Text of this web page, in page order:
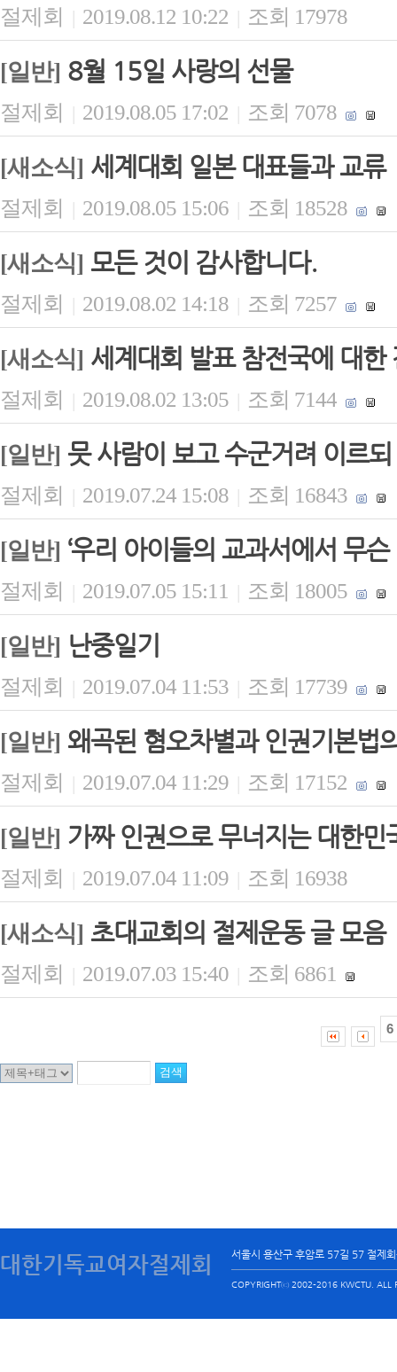
절제회 | 2019.08.12 10:22 | 조회 17978
[일반] 8월 15일 사랑의 선물
절제회 | 2019.08.05 17:02 | 조회 7078
[새소식] 세계대회 일본 대표들과 교류
절제회 | 2019.08.05 15:06 | 조회 18528
[새소식] 모든 것이 감사합니다.
절제회 | 2019.08.02 14:18 | 조회 7257
[새소식] 세계대회 발표 참전국에 대한
절제회 | 2019.08.02 13:05 | 조회 7144
[일반] 뭇 사람이 보고 수군거려 이르
절제회 | 2019.07.24 15:08 | 조회 16843
[일반] ‘우리 아이들의 교과서에서 무
절제회 | 2019.07.05 15:11 | 조회 18005
[일반] 난중일기
절제회 | 2019.07.04 11:53 | 조회 17739
[일반] 왜곡된 혐오차별과 인권기본법
절제회 | 2019.07.04 11:29 | 조회 17152
[일반] 가짜 인권으로 무너지는 대한
절제회 | 2019.07.04 11:09 | 조회 16938
[새소식] 초대교회의 절제운동 글 모음
절제회 | 2019.07.03 15:40 | 조회 6861
6
대한기독교여자절제회 서울시 용산구 후암로 57길 57 절제
COPYRIGHTⓒ 2002-2016 KWCTU. ALL